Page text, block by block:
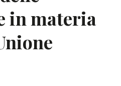
in materia